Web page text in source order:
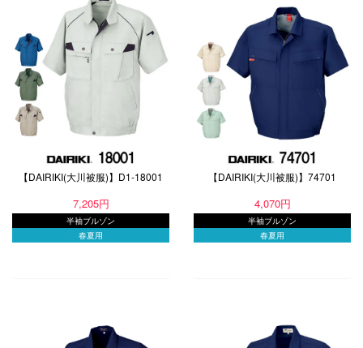
【DAIRIKI(大川被服)】D1-18001
7,205円
半袖ブルゾン
春夏用
【DAIRIKI(大川被服)】74701
4,070円
半袖ブルゾン
春夏用